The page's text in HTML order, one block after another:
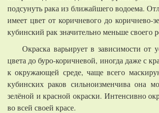
подсунуть рака из ближайшего водоема.
имеет цвет от коричневого до
кубинский рак значительно меньше своего
Окраска варьирует в зависимости от
цвета до буро-коричневой, иногда даже с
к окружающей среде, чаще всего
кубинских раков сильноизменчива она
зелёной и красной окраски. Интенсивно
во всей своей красе.